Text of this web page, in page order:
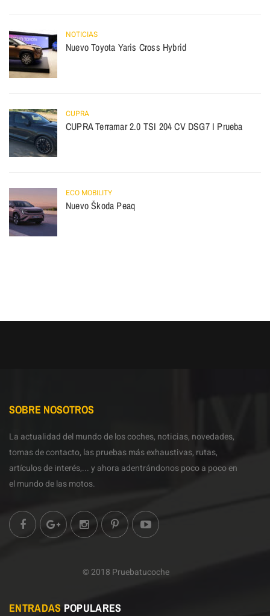
NOTICIAS
Nuevo Toyota Yaris Cross Hybrid
CUPRA
CUPRA Terramar 2.0 TSI 204 CV DSG7 I Prueba
ECO MOBILITY
Nuevo Škoda Peaq
SOBRE NOSOTROS
La actualidad del mundo de los coches, noticias, novedades,
tomas de contacto, las pruebas más exhaustivas, rutas,
artículos de interés,... y ahora adentrándonos poco a poco en
el mundo de las motos.
© 2018 Pruebatucoche
ENTRADAS POPULARES